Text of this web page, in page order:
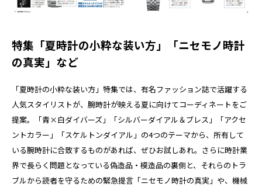
特集「夏時計の小粋な装い方」「ニセモノ時計
の真実」など
「夏時計の小粋な装い方」特集では、有名ファッション誌で活躍する
人気スタイリストが、腕時計が映える夏に向けてコーディネートをご
提案。「青×白ダイバーズ」「シルバーダイアル＆ブレス」「アクセ
ントカラー」「スケルトンダイアル」の4つのテーマから、所有して
いる腕時計に合致するものがあれば、ぜひお試しあれ。さらに時計業
界で長らく問題となっている偽造品・模造品の裏側と、それらのトラ
ブルから読者を守るための緊急提言「ニセモノ時計の真実」や、機械